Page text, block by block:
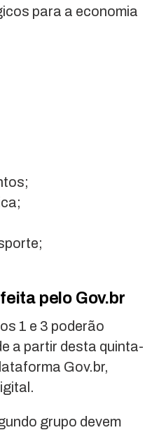
para a economia
pelo Gov.br
1 e 3 poderão
a partir desta quinta-
Gov.br,
grupo devem